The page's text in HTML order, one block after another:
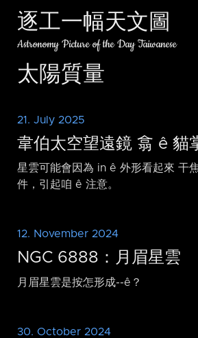
逐工一幅天文圖
Astronomy Picture of the Day Taiwanese
太陽質量
21. July 2025
韋伯太空望遠鏡 翕 ê 貓
星雲可能會因為 in ê 外形看起來 干
件，引起咱 ê 注意。
12. November 2024
NGC 6888：月眉星雲
月眉星雲是按怎形成-⁠-ê？
30. October 2024